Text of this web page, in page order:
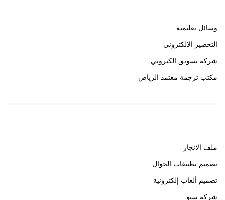
وسائل تعليمية
التحضير الالكتروني
شركة تسويق الكتروني
مكتب ترجمة معتمد الرياض
ملف الانجاز
تصميم تطبيقات الجوال
تصميم ألعاب إلكترونية
شركة سيو